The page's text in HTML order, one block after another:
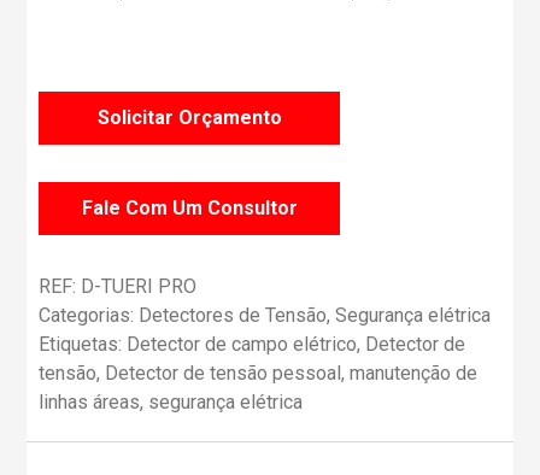
Solicitar Orçamento
Fale Com Um Consultor
REF: D-TUERI PRO
Categorias: Detectores de Tensão,Segurança elétrica
Etiquetas: Detector de campo elétrico, Detector de
tensão, Detector de tensão pessoal,manutenção de
linhas áreas, segurança elétrica